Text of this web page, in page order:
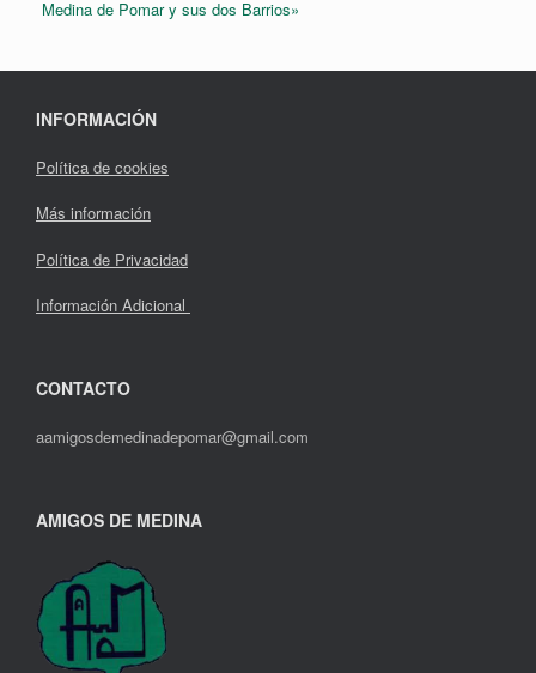
Medina de Pomar y sus dos Barrios»
INFORMACIÓN
Política de cookies
Más información
Política de Privacidad
Información Adicional
CONTACTO
aamigosdemedinadepomar@gmail.com
AMIGOS DE MEDINA